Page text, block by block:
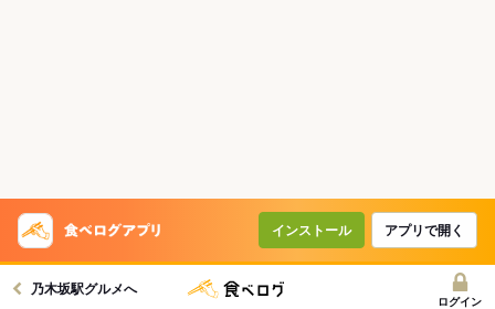
インストール アプリで開く
乃木坂駅グルメへ
ログイン